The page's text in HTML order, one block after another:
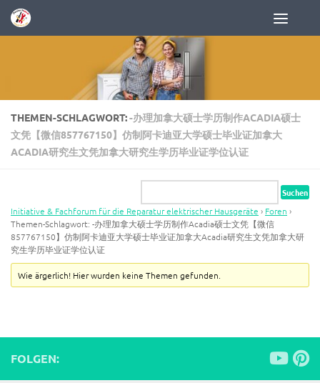
Zum Inhalt springen
THEMEN-SCHLAGWORT:-办理加拿大硕士学历制作ACADIA硕士
文凭【微信857767150】仿制阿卡迪亚大学硕士毕业证加拿大
ACADIA研究生文凭加拿大研究生学历毕业证学位认证
Initiative & Fachforum für die Reparatur elektrischer Hausgeräte › Foren ›
Themen-Schlagwort: -办理加拿大硕士学历制作Acadia硕士文凭【微信
857767150】仿制阿卡迪亚大学硕士毕业证加拿大Acadia研究生文凭加拿大研
究生学历毕业证学位认证
Wie ärgerlich! Hier wurden keine Themen gefunden.
FOLGEN: